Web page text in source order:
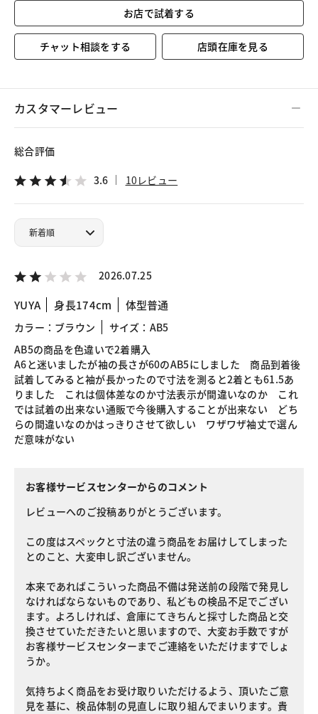
お店で試着する
チャット相談をする 店頭在庫を見る
カスタマーレビュー
総合評価
3.6 10レビュー
2026.07.25
YUYA 身長174cm 体型普通
カラー：ブラウン
サイズ：AB5
AB5の商品を色違いで2着購入
A6と迷いましたが袖の長さが60のAB5にしました 商品到着後
試着してみると袖が長かったので寸法を測ると2着とも61.5あ
りました これは個体差なのか寸法表示が間違いなのか これ
では試着の出来ない通販で今後購入することが出来ない どち
らの間違いなのかはっきりさせて欲しい ワザワザ袖丈で選ん
だ意味がない
お客様サービスセンターからのコメント
レビューへのご投稿ありがとうございます。
この度はスペックと寸法の違う商品をお届けしてしまった
とのこと、大変申し訳ございません。
本来であればこういった商品不備は発送前の段階で発見し
なければならないものであり、私どもの検品不足でござい
ます。よろしければ、倉庫にてきちんと採寸した商品と交
換させていただきたいと思いますので、大変お手数ですが
お客様サービスセンターまでご連絡をいただけますでしょ
うか。
気持ちよく商品をお受け取りいただけるよう、頂いたご意
見を基に、検品体制の見直しに取り組んでまいります。貴